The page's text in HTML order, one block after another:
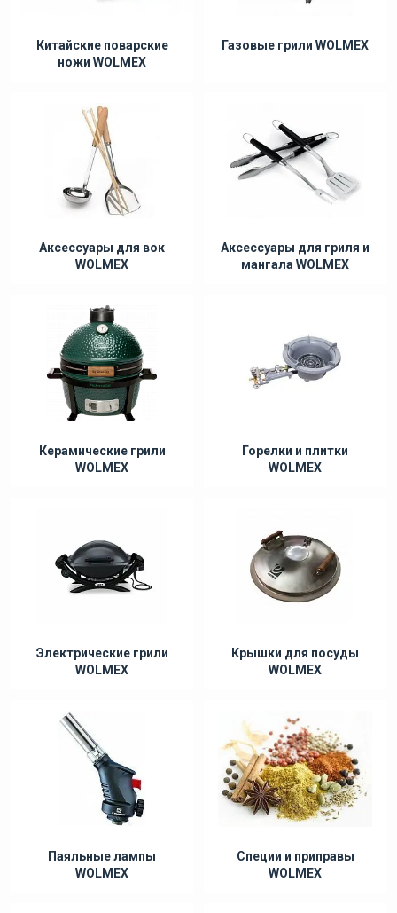
Китайские поварские
ножи WOLMEX
Газовые грили WOLMEX
Аксессуары для вок
WOLMEX
Аксессуары для гриля и
мангала WOLMEX
Керамические грили
WOLMEX
Горелки и плитки
WOLMEX
Электрические грили
WOLMEX
Крышки для посуды
WOLMEX
Паяльные лампы
WOLMEX
Специи и приправы
WOLMEX